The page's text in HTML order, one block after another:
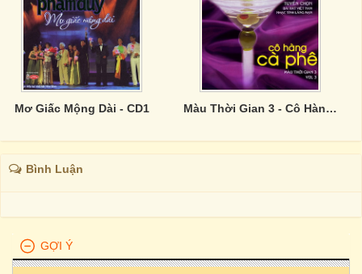
Mơ Giấc Mộng Dài - CD1 Màu Thời Gian 3 - Cô Hàng Cà Phê
Bình Luận
GỢI Ý